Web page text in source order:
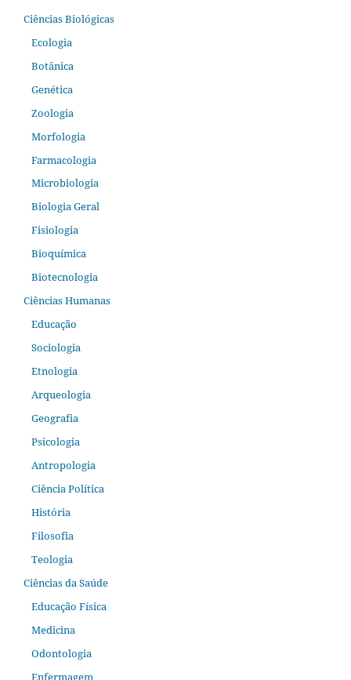
Ciências Biológicas
Ecologia
Botânica
Genética
Zoologia
Morfologia
Farmacologia
Microbiologia
Biologia Geral
Fisiologia
Bioquímica
Biotecnologia
Ciências Humanas
Educação
Sociologia
Etnologia
Arqueologia
Geografia
Psicologia
Antropologia
Ciência Política
História
Filosofia
Teologia
Ciências da Saúde
Educação Física
Medicina
Odontologia
Enfermagem